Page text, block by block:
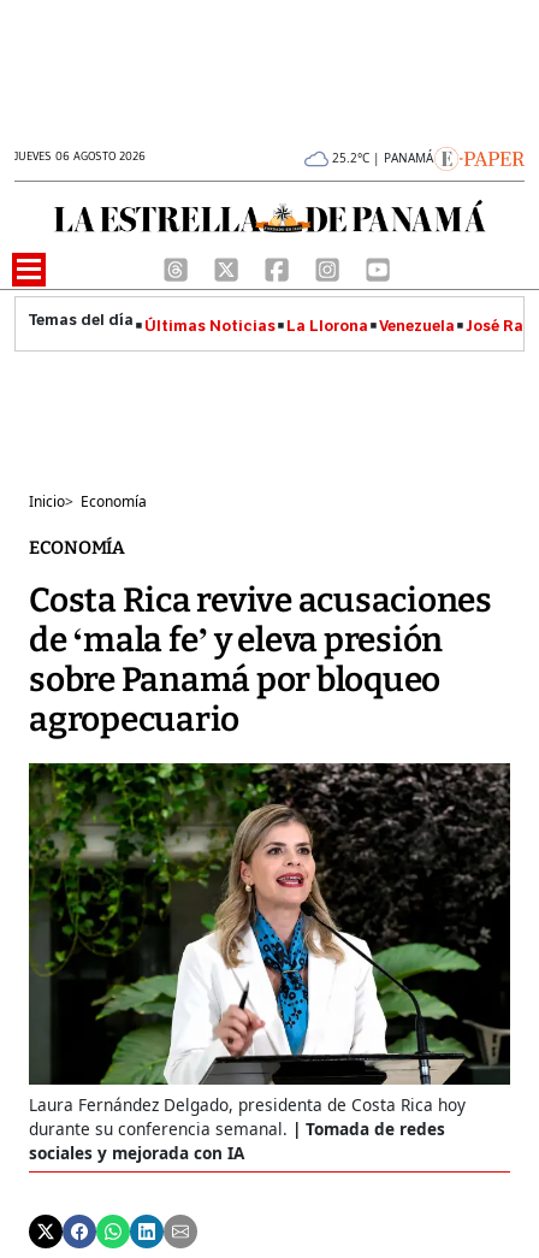
JUEVES 06 AGOSTO 2026 25.2°C | PANAMÁ
Últimas Noticias La Llorona Venezuela José
Inicio> Economía
ECONOMÍA
Costa Rica revive acusaciones
de ‘mala fe’ y eleva presión
sobre Panamá por bloqueo
agropecuario
Laura Fernández Delgado, presidenta de Costa Rica hoy
durante su conferencia semanal.
Tomada de redes
sociales y mejorada con IA